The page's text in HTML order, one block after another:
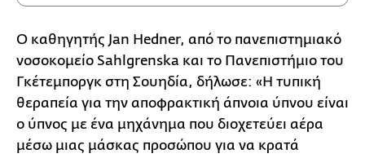
Ο καθηγητής Jan Hedner, από το πανεπιστημιακό
νοσοκομείο Sahlgrenska και το Πανεπιστήμιο του
Γκέτεμποργκ στη Σουηδία, δήλωσε: «Η τυπική
θεραπεία για την αποφρακτική άπνοια ύπνου είναι
ο ύπνος με ένα μηχάνημα που διοχετεύει αέρα
μέσω μιας μάσκας προσώπου για να κρατά